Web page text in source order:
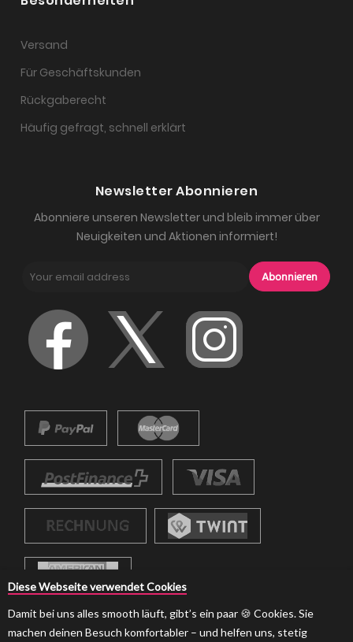
Versand
Für Geschäftskunden
Rückgaberecht
Häufig gefragt, schnell erklärt
Newsletter Abonnieren
Abonniere unseren Newsletter und bleib immer über
Neuigkeiten und Aktionen informiert!
Abonnieren
Diese Webseite verwendet Cookies
Damit bei uns alles smooth läuft, gibt’s ein paar 🍪 Cookies. Sie
machen deinen Besuch komfortabler – und helfen uns, stetig